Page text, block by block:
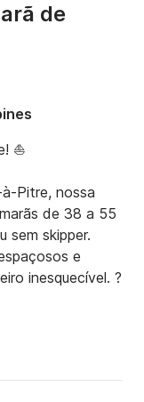
de
⛵
Pitre, nossa
de 38 a 55
sem skipper.
e
inesquecível. ?
conforto e